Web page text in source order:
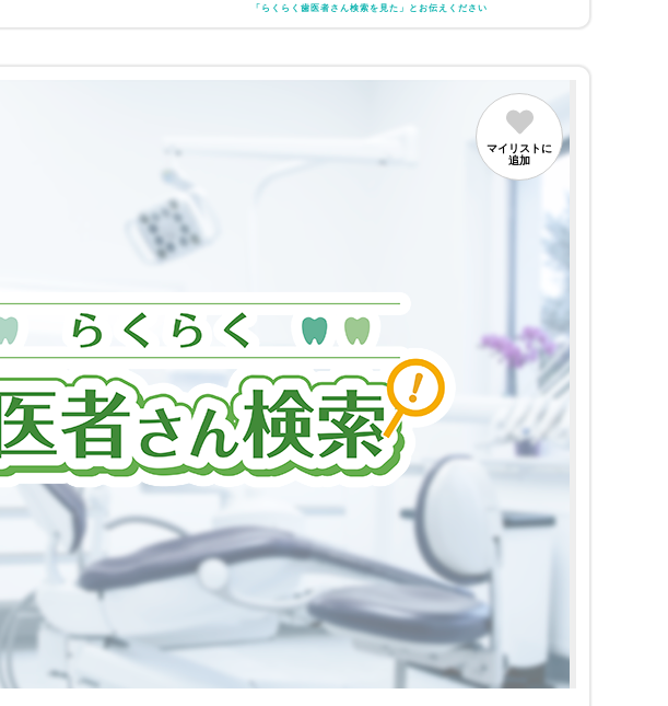
「らくらく歯医者さん検索を見た」とお伝えください
マイリストに
追加